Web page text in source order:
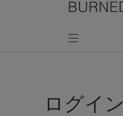
ログイン